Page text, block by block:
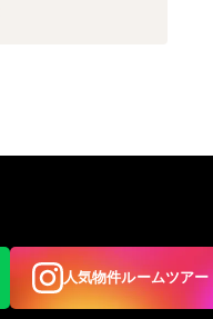
人気物件ルームツアー